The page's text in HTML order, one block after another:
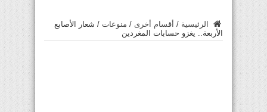
الرئيسية / أقسام أخرى / منوعات / شعار الأصابع
الأربعة.. يغزو حسابات المغردين